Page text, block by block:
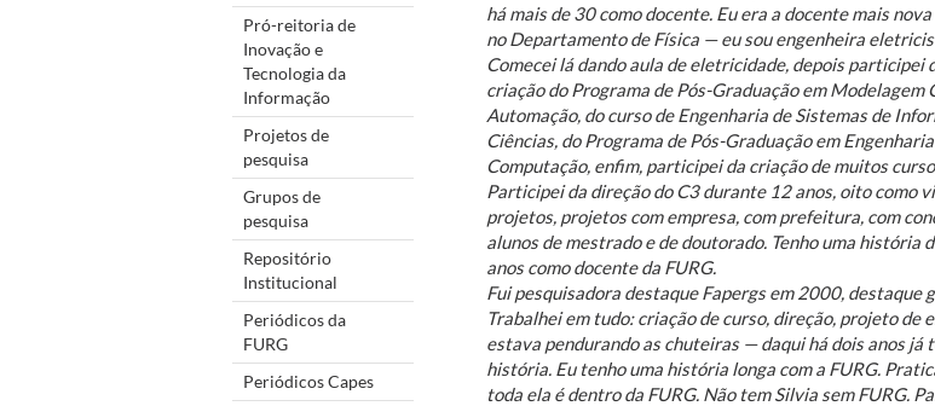
Pró-reitoria de
Inovação e
Tecnologia da
Informação
Projetos de
pesquisa
Grupos de
pesquisa
Repositório
Institucional
Periódicos da
FURG
Periódicos Capes
há mais de 30 como docente. Eu era a docente mais
no Departamento de Física — eu sou engenheira
Comecei lá dando aula de eletricidade, depois participei
criação do Programa de Pós-Graduação em
Automação, do curso de Engenharia de Sistemas de
Ciências, do Programa de Pós-Graduação em
Computação, enfim, participei da criação de muitos
Participei da direção do C3 durante 12 anos, oito
projetos, projetos com empresa, com prefeitura, com
alunos de mestrado e de doutorado. Tenho uma história
anos como docente da FURG.
Fui pesquisadora destaque Fapergs em 2000,
Trabalhei em tudo: criação de curso, direção, projeto de
estava pendurando as chuteiras — daqui há dois anos já
história. Eu tenho uma história longa com a FURG.
toda ela é dentro da FURG. Não tem Silvia sem FURG.